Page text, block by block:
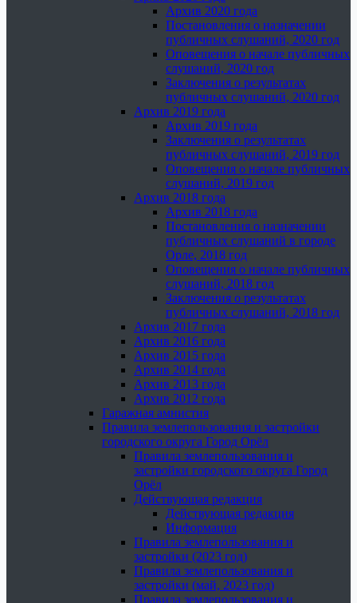
Архив 2020 года
Постановления о назначении
публичных слушаний, 2020 год
Оповещения о начале публичных
слушаний, 2020 год
Заключения о результатах
публичных слушаний, 2020 год
Архив 2019 года
Архив 2019 года
Заключения о результатах
публичных слушаний, 2019 год
Оповещения о начале публичных
слушаний, 2019 год
Архив 2018 года
Архив 2018 года
Постановления о назначении
публичных слушаний в городе
Орле, 2018 год
Оповещения о начале публичных
слушаний, 2018 год
Заключения о результатах
публичных слушаний, 2018 год
Архив 2017 года
Архив 2016 года
Архив 2015 года
Архив 2014 года
Архив 2013 года
Архив 2012 года
Гаражная амнистия
Правила землепользования и застройки
городского округа Город Орёл
Правила землепользования и
застройки городского округа Город
Орёл
Действующая редакция
Действующая редакция
Информация
Правила землепользования и
застройки (2023 год)
Правила землепользования и
застройки (май, 2023 год)
Правила землепользования и